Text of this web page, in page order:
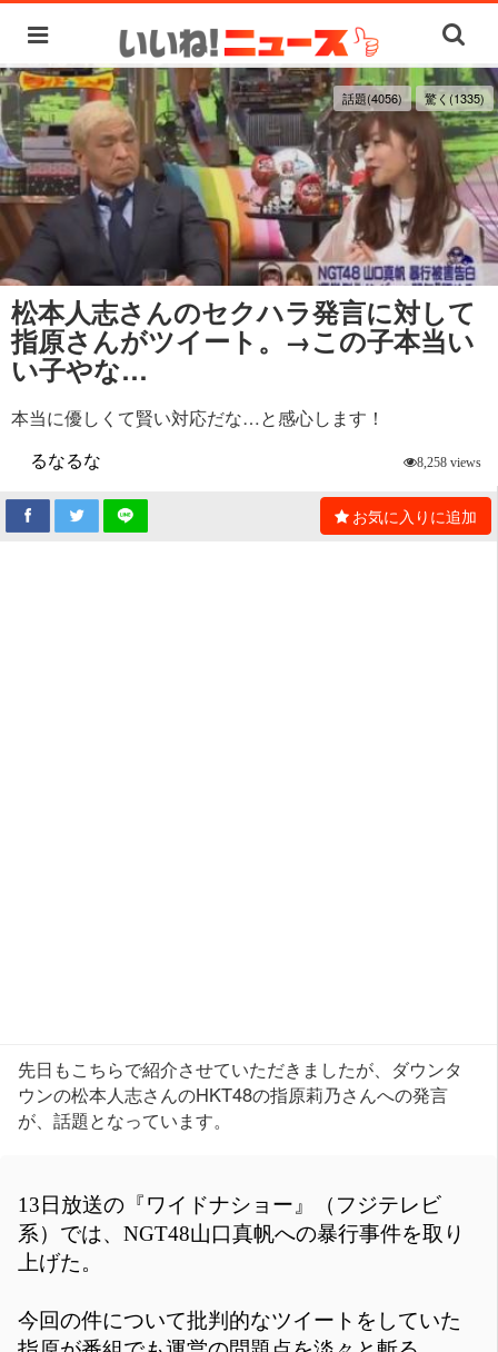
話題(4056) 驚く(1335)
松本人志さんのセクハラ発言に対して
指原さんがツイート。→この子本当い
い子やな…
本当に優しくて賢い対応だな…と感心します！
るなるな
8,258 views
お気に入りに追加
先日もこちらで紹介させていただきましたが、ダウンタ
ウンの松本人志さんのHKT48の指原莉乃さんへの発言
が、話題となっています。
13日放送の『ワイドナショー』（フジテレビ
系）では、NGT48山口真帆への暴行事件を取り
上げた。
今回の件について批判的なツイートをしていた